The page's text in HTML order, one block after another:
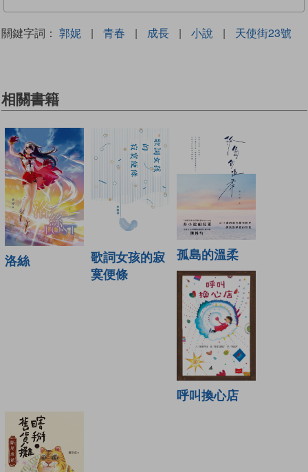
關鍵字詞： 郭妮 | 青春 | 成長 | 小說 | 天使街23號
相關書籍
洛絲
歌詞女孩的寂
寞便條
孤島的溫柔
呼叫換心店